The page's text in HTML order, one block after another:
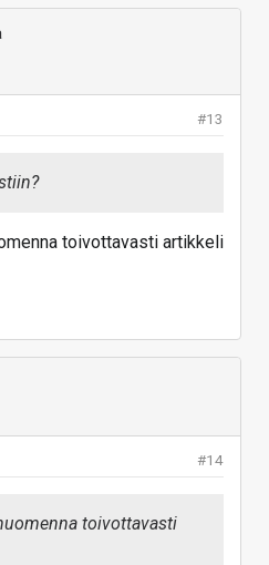
#13
toivottavasti artikkeli
#14
toivottavasti